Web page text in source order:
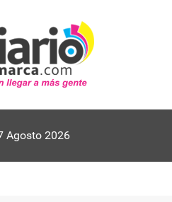
Agosto 2026